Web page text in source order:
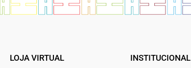
LOJA VIRTUAL INSTITUCIONAL